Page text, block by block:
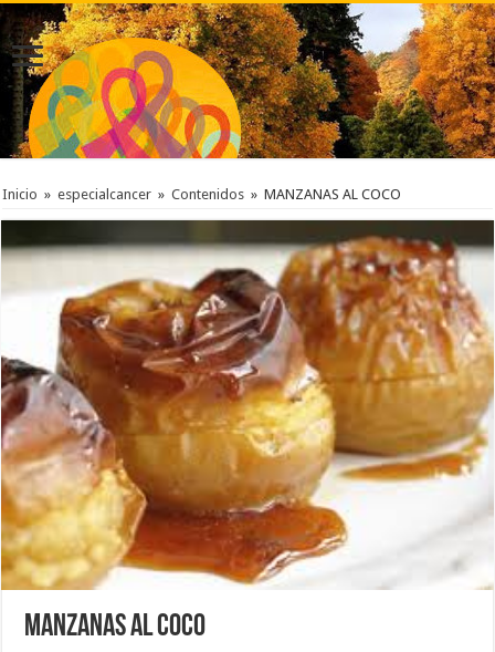
Inicio » especialcancer » Contenidos » MANZANAS AL COCO
MANZANAS AL COCO